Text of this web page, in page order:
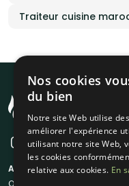
Traiteur cuisine
A propos
Nos cookies
du bien
Notre site Web utilise
améliorer l'expérience
utilisant notre site Web,
les cookies
relative aux cookies. En